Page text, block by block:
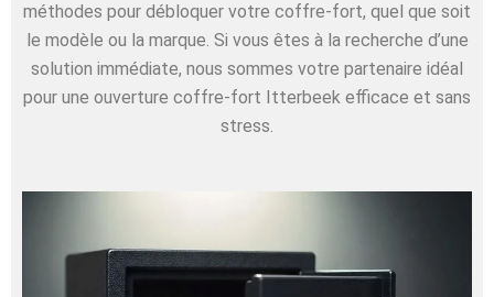
méthodes pour débloquer votre coffre-fort, quel que soit
le modèle ou la marque. Si vous êtes à la recherche d’une
solution immédiate, nous sommes votre partenaire idéal
pour une ouverture coffre-fort Itterbeek efficace et sans
stress.